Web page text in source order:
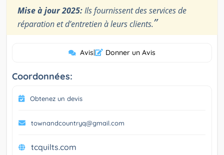
Mise à jour 2025:Ils fournissent des services de
réparation et d’entretien à leurs clients.”
Avis| Donner un Avis
Coordonnées:
Obtenez un devis
townandcountryq@gmail.com
tcquilts.com